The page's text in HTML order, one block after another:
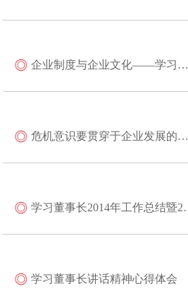
企业制度与企业文化——学习董事长讲话的一点心得
危机意识要贯穿于企业发展的始终——学习董事长重要讲话精神之心得
学习董事长2014年工作总结暨2015年工作会议上重要讲话心得体会
学习董事长讲话精神心得体会